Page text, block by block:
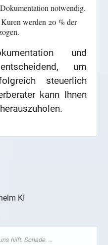
notwendig.
werden 20 % der
und
um
steuerlich
kann Ihnen
KI